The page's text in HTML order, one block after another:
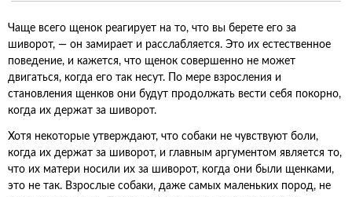
Чаще всего щенок реагирует на то, что вы берете его за
шиворот, — он замирает и расслабляется. Это их естественное
поведение, и кажется, что щенок совершенно не может
двигаться, когда его так несут. По мере взросления и
становления щенков они будут продолжать вести себя покорно,
когда их держат за шиворот.
Хотя некоторые утверждают, что собаки не чувствуют боли,
когда их держат за шиворот, и главным аргументом является то,
что их матери носили их за шиворот, когда они были щенками,
это не так. Взрослые собаки, даже самых маленьких пород, не